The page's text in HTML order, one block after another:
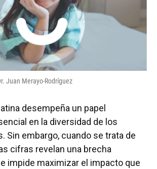
Juan Merayo-Rodríguez
desempeña un papel
en la diversidad de los
Sin embargo, cuando se trata de
cifras revelan una brecha
impide maximizar el impacto que